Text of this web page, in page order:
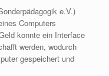
e.V.)
Computers
konnte ein Interface
werden, wodurch
gespeichert und